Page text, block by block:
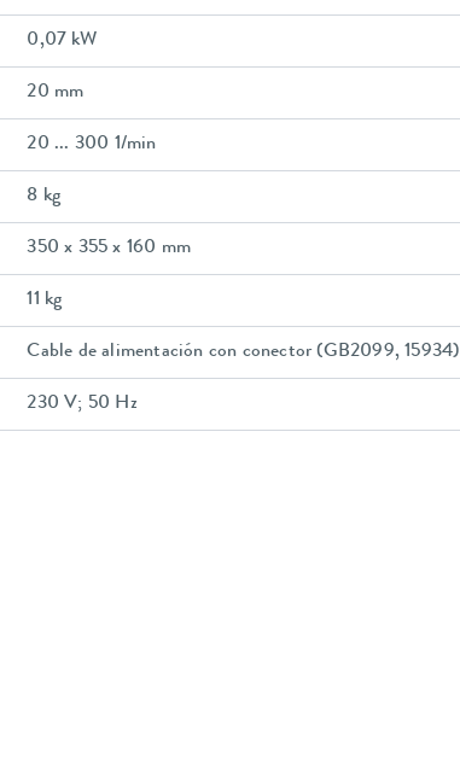
0,07 kW
20 mm
20 ... 300 1/min
8 kg
350 x 355 x 160 mm
11 kg
Cable de alimentación con conector (GB2099, 15934)
230 V; 50 Hz